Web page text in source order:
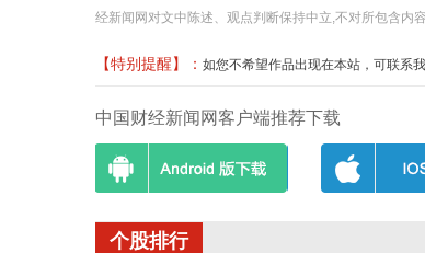
经新闻网对文中陈述、观点判断保持中立,不对所包含内
【特别提醒】： 如您不希望作品出现在本站，可联系
中国财经新闻网客户端推荐下载
个股排行